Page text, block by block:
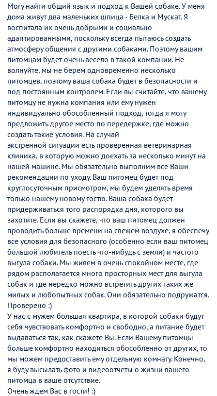
Могу найти общий язык и подход к Вашей собаке. У меня
дома живут два маленьких шпица - Белка и Мускат. Я
воспитала их очень добрыми и социально
адаптированными, поскольку всегда пытаюсь создать
атмосферу общения с другими собаками. Поэтому вашим
питомцам будет очень весело в такой компании. Не
волнуйте, мы не берем одновременно несколько
питомцев, поэтому ваша собака будет в безопасности и
под постоянным контролем. Если вы считайте, что вашему
питомцу не нужна компания или ему нужен
индивидуально обособленный подход, тогда я могу
предложить другое место по передержке, где можно
создать такие условия. На случай
экстренной ситуации есть проверенная ветеринарная
клиника, в которую можно доехать за несколько минут на
нашей машине. Мы обязательно выполним все Ваши
рекомендации по уходу. Ваш питомец будет под
круглосуточным присмотром, мы будем уделять время
только нашему новому гостю. Ваша собака будет
придерживаться того распорядка дня, которого вы
захотите. Если вы скажете, что ваш питомец должен
проводить больше времени на свежем воздухе, я обеспечу
все условия для безопасного (особенно если ваш питомец
большой любитель поесть что-нибудь с земли) и частого
выгула собаки. Мы живем в очень спокойном месте, где
рядом располагается много просторных мест для выгула
собак и где нередко можно встретить других таких же
милых и любопытных собак. Они обязательно подружатся.
Проверено :)
У нас с мужем большая квартира, в которой собаки будут
себя чувствовать комфортно и свободно, а питание будет
выдаваться так, как скажете Вы. Если Вашему питомцы
больше комфортно находиться обособленно от других, то
мы можем предоставить ему отдельную комнату. Конечно,
я буду высылать фото и видеоотчеты о жизни вашего
питомца в ваше отсутствие.
Очень ждем Вас в гости! :)